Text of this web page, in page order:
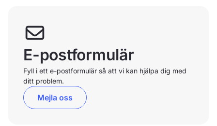
E-postformulär
Fyll i ett e-postformulär så att vi kan hjälpa dig med
ditt problem.
Mejla oss